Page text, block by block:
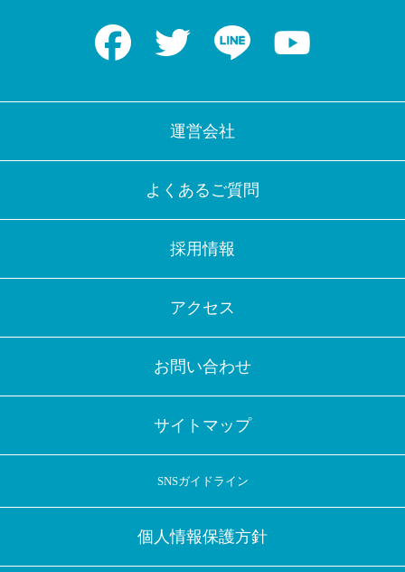
Facebook Twitter LINE
運営会社
よくあるご質問
採用情報
アクセス
お問い合わせ
サイトマップ
SNSガイドライン
個人情報保護方針